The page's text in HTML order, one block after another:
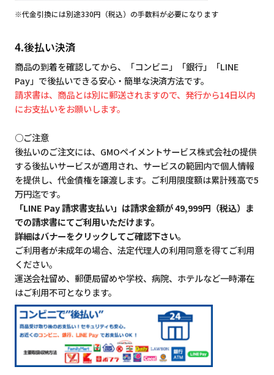
※代金引換には別途330円（税込）の手数料が必要になります
4.後払い決済
商品の到着を確認してから、「コンビニ」「銀行」「LINE
Pay」で後払いできる安心・簡単な決済方法です。
請求書は、商品とは別に郵送されますので、発行から14日以内
にお支払いをお願いします。
○ご注意
後払いのご注文には、GMOペイメントサービス株式会社の提供
する後払いサービスが適用され、サービスの範囲内で個人情報
を提供し、代金債権を譲渡します。ご利用限度額は累計残高で5
万円迄です。
「LINE Pay 請求書支払い」は請求金額が 49,999円（税込）ま
での請求書にてご利用いただけます。
詳細はバナーをクリックしてご確認下さい。
ご利用者が未成年の場合、法定代理人の利用同意を得てご利用
ください。
運送会社留め、郵便局留めや学校、病院、ホテルなど一時滞在
はご利用不可となります。